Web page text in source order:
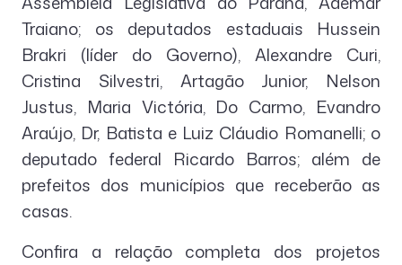
Traiano; os deputados estaduais Hussein
Brakri (líder do Governo), Alexandre Curi,
Cristina Silvestri, Artagão Junior, Nelson
Justus, Maria Victória, Do Carmo, Evandro
Araújo, Dr, Batista e Luiz Cláudio Romanelli; o
deputado federal Ricardo Barros; além de
prefeitos dos municípios que receberão as
casas.
Confira a relação completa dos projetos